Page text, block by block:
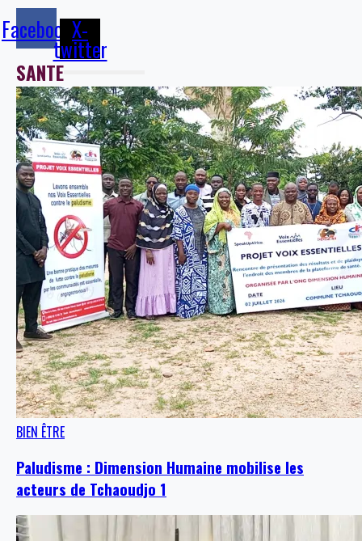
FacebookX-
twitter
SANTE
BIEN ÊTRE
Paludisme : Dimension Humaine mobilise les
acteurs de Tchaoudjo 1